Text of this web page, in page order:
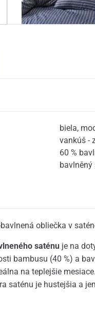
biela,
vankúš -
60 %
bavlněný
obliečka v
saténuje na
bambusu (40 %) a
na teplejšie
saténu je hustejšia a